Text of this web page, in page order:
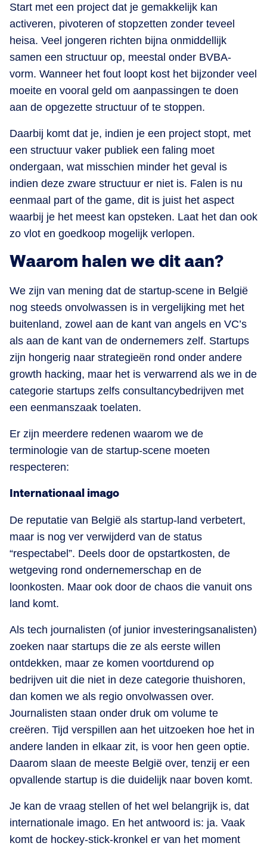
Start met een project dat je gemakkelijk kan
activeren, pivoteren of stopzetten zonder teveel
heisa. Veel jongeren richten bijna onmiddellijk
samen een structuur op, meestal onder BVBA-
vorm. Wanneer het fout loopt kost het bijzonder veel
moeite en vooral geld om aanpassingen te doen
aan de opgezette structuur of te stoppen.
Daarbij komt dat je, indien je een project stopt, met
een structuur vaker publiek een faling moet
ondergaan, wat misschien minder het geval is
indien deze zware structuur er niet is. Falen is nu
eenmaal part of the game, dit is juist het aspect
waarbij je het meest kan opsteken. Laat het dan ook
zo vlot en goedkoop mogelijk verlopen.
Waarom halen we dit aan?
We zijn van mening dat de startup-scene in België
nog steeds onvolwassen is in vergelijking met het
buitenland, zowel aan de kant van angels en VC’s
als aan de kant van de ondernemers zelf. Startups
zijn hongerig naar strategieën rond onder andere
growth hacking, maar het is verwarrend als we in de
categorie startups zelfs consultancybedrijven met
een eenmanszaak toelaten.
Er zijn meerdere redenen waarom we de
terminologie van de startup-scene moeten
respecteren:
Internationaal imago
De reputatie van België als startup-land verbetert,
maar is nog ver verwijderd van de status
“respectabel”. Deels door de opstartkosten, de
wetgeving rond ondernemerschap en de
loonkosten. Maar ook door de chaos die vanuit ons
land komt.
Als tech journalisten (of junior investeringsanalisten)
zoeken naar startups die ze als eerste willen
ontdekken, maar ze komen voortdurend op
bedrijven uit die niet in deze categorie thuishoren,
dan komen we als regio onvolwassen over.
Journalisten staan onder druk om volume te
creëren. Tijd verspillen aan het uitzoeken hoe het in
andere landen in elkaar zit, is voor hen geen optie.
Daarom slaan de meeste België over, tenzij er een
opvallende startup is die duidelijk naar boven komt.
Je kan de vraag stellen of het wel belangrijk is, dat
internationale imago. En het antwoord is: ja. Vaak
komt de hockey-stick-kronkel er van het moment